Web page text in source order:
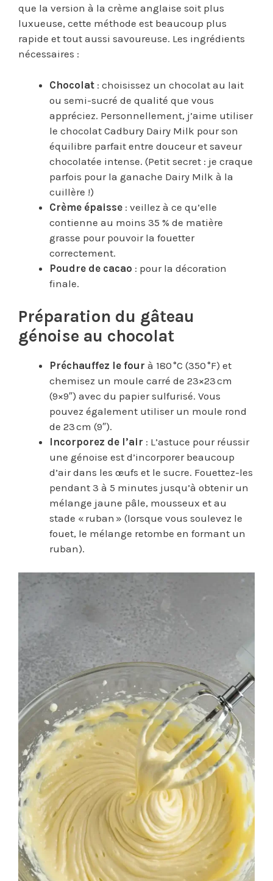
que la version à la crème anglaise soit plus
luxueuse, cette méthode est beaucoup plus
rapide et tout aussi savoureuse. Les ingrédients
nécessaires :
Chocolat : choisissez un chocolat au lait
ou semi-sucré de qualité que vous
appréciez. Personnellement, j’aime utiliser
le chocolat Cadbury Dairy Milk pour son
équilibre parfait entre douceur et saveur
chocolatée intense. (Petit secret : je craque
parfois pour la ganache Dairy Milk à la
cuillère !)
Crème épaisse : veillez à ce qu’elle
contienne au moins 35 % de matière
grasse pour pouvoir la fouetter
correctement.
Poudre de cacao : pour la décoration
finale.
Préparation du gâteau
génoise au chocolat
Préchauffez le four à 180 °C (350 °F) et
chemisez un moule carré de 23×23 cm
(9×9″) avec du papier sulfurisé. Vous
pouvez également utiliser un moule rond
de 23 cm (9″).
Incorporez de l’air : L’astuce pour réussir
une génoise est d’incorporer beaucoup
d’air dans les œufs et le sucre. Fouettez-les
pendant 3 à 5 minutes jusqu’à obtenir un
mélange jaune pâle, mousseux et au
stade « ruban » (lorsque vous soulevez le
fouet, le mélange retombe en formant un
ruban).